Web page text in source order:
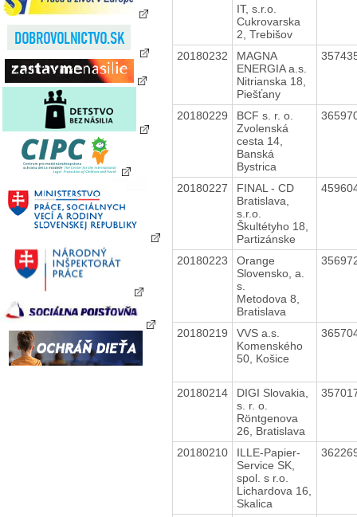
IT, s.r.o.
Cukrovarska
2, Trebišov
20180232
MAGNA
ENERGIA a.s.
Nitrianska 18,
Piešťany
20180229
BCF s. r. o.
Zvolenská
cesta 14,
Banská
Bystrica
20180227
FINAL - CD
Bratislava,
s.r.o.
Škultétyho 18,
Partizánske
20180223
Orange
Slovensko, a.
s.
Metodova 8,
Bratislava
20180219
VVS a.s.
Komenského
50, Košice
20180214
DIGI Slovakia,
s. r. o.
Röntgenova
26, Bratislava
20180210
ILLE-Papier-
Service SK,
spol. s r.o.
Lichardova 16,
Skalica